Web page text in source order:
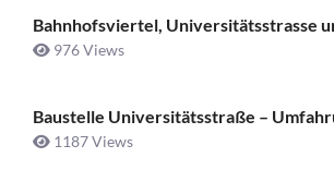
Bahnhofsviertel, Universitätsstrasse
976 Views
Baustelle Universitätsstraße ­–
1187 Views